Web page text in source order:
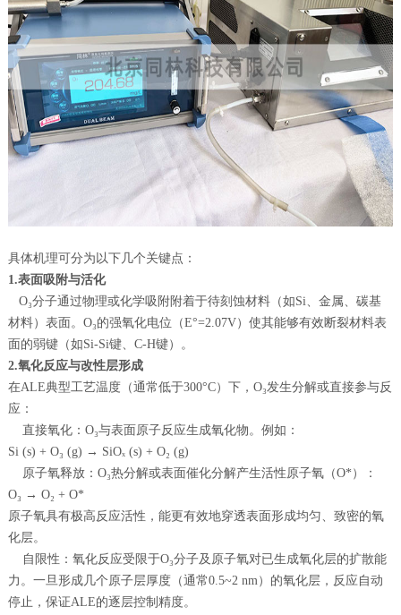
具体机理可分为以下几个关键点：
1.表面吸附与活化
O₃分子通过物理或化学吸附附着于待刻蚀材料（如Si、金属、碳基
材料）表面。O₃的强氧化电位（E°=2.07V）使其能够有效断裂材料表
面的弱键（如Si-Si键、C-H键）。
2.氧化反应与改性层形成
在ALE典型工艺温度（通常低于300°C）下，O₃发生分解或直接参与反
应：
直接氧化：O₃与表面原子反应生成氧化物。例如：
Si (s) + O₃ (g) → SiOₓ (s) + O₂ (g)
原子氧释放：O₃热分解或表面催化分解产生活性原子氧（O*）：
O₃ → O₂ + O*
原子氧具有极高反应活性，能更有效地穿透表面形成均匀、致密的氧
化层。
自限性：氧化反应受限于O₃分子及原子氧对已生成氧化层的扩散能
力。一旦形成几个原子层厚度（通常0.5~2 nm）的氧化层，反应自动
停止，保证ALE的逐层控制精度。